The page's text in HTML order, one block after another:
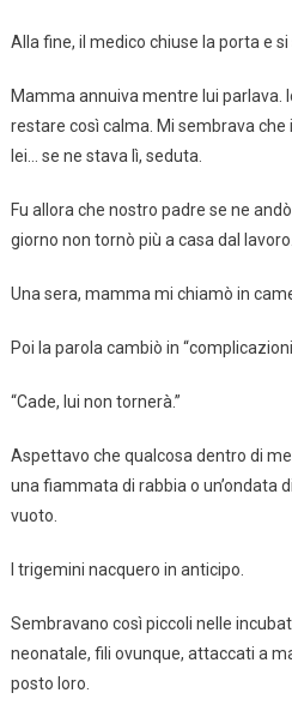
Alla fine, il medico chiuse la porta e si
Mamma annuiva mentre lui parlava.
restare così calma. Mi sembrava
lei… se ne stava lì, seduta.
Fu allora che nostro padre se ne
giorno non tornò più a casa dal lavoro.
Una sera, mamma mi chiamò in
Poi la parola cambiò in
“Cade, lui non tornerà.”
Aspettavo che qualcosa dentro di
una fiammata di rabbia o un’ondata
vuoto.
I trigemini nacquero in anticipo.
Sembravano così piccoli nelle
neonatale, fili ovunque, attaccati a
posto loro.